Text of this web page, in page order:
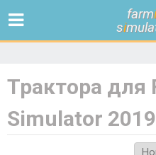
farmi
si
Трактора для
Simulator 2019